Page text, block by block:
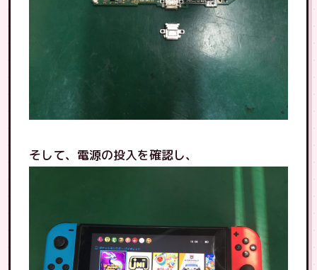
そして、電源の投入を確認し、